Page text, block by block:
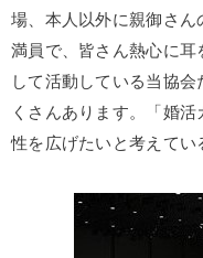
場、本人以外に親御さん
満員で、皆さん熱心に耳
して活動している当協
くさんあります。「婚
性を広げたいと考えてい